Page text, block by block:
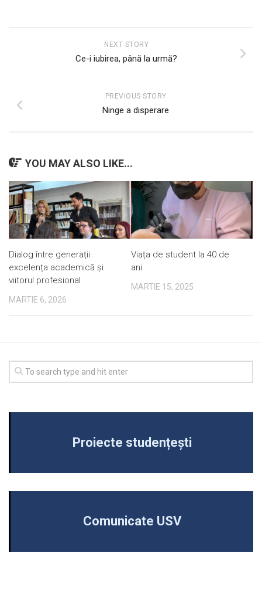
NEXT STORY
Ce-i iubirea, până la urmă?
PREVIOUS STORY
Ninge a disperare
YOU MAY ALSO LIKE...
Dialog între generații:
excelența academică și
viitorul profesional
MARTIE 6, 2026
Viața de student la 40 de
ani
MARTIE 15, 2025
Proiecte studențești
Comunicate USV